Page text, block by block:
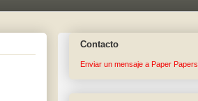
Contacto
Enviar un mensaje a Paper Papers